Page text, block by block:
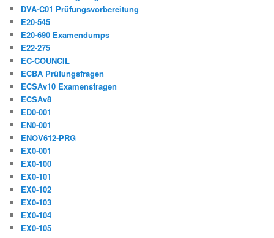
DVA-C01 Prüfungsvorbereitung
E20-545
E20-690 Examendumps
E22-275
EC-COUNCIL
ECBA Prüfungsfragen
ECSAv10 Examensfragen
ECSAv8
ED0-001
EN0-001
ENOV612-PRG
EX0-001
EX0-100
EX0-101
EX0-102
EX0-103
EX0-104
EX0-105